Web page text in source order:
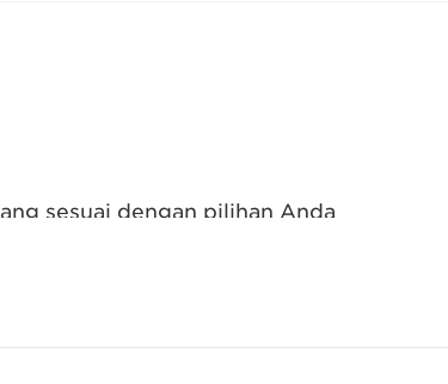
sesuai dengan pilihan Anda